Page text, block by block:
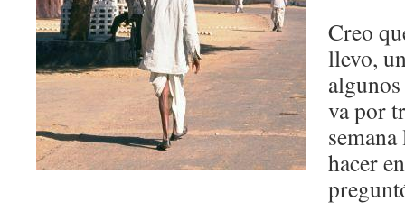
Creo
llevo,
va por
hacer